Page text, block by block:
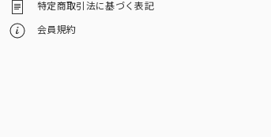
特定商取引法に基づく表記
会員規約